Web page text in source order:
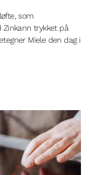
som
Zinkann trykket på
Miele den dag i